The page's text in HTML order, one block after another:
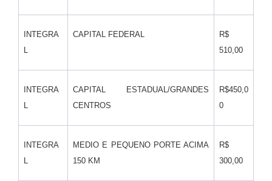
INTEGRA
CAPITAL FEDERAL
R$
510,00
INTEGRA
CAPITAL ESTADUAL/GRANDES
CENTROS
R$450,0
0
INTEGRA
MEDIO E PEQUENO PORTE ACIMA
150 KM
R$
300,00